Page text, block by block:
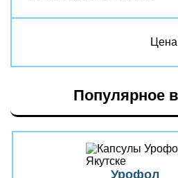
Популярное
Урофол